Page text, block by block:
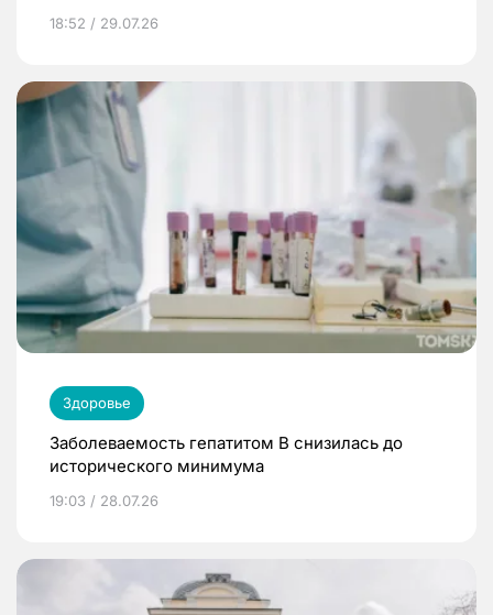
18:52 / 29.07.26
Здоровье
Заболеваемость гепатитом В снизилась до
исторического минимума
19:03 / 28.07.26